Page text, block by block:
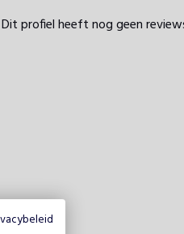
Dit profiel heeft nog geen